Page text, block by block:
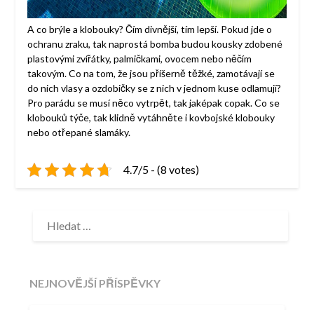
A co brýle a klobouky? Čím divnější, tím lepší. Pokud jde o
ochranu zraku, tak naprostá bomba budou kousky zdobené
plastovými zvířátky, palmičkami, ovocem nebo něčím
takovým. Co na tom, že jsou příšerně těžké, zamotávají se
do nich vlasy a ozdobičky se z nich v jednom kuse odlamují?
Pro parádu se musí něco vytrpět, tak jaképak copak. Co se
klobouků týče, tak klidně vytáhněte i kovbojské klobouky
nebo otřepané slamáky.
4.7/5 - (8 votes)
NEJNOVĚJŠÍ PŘÍSPĚVKY